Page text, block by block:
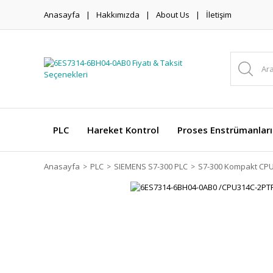
Anasayfa Hakkımızda About Us İletişim
PLC Hareket Kontrol Proses Enstrümanları
Anasayfa PLC SIEMENS S7-300 PLC S7-300 Kompakt CPU